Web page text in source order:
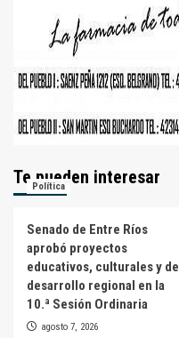
Te pueden interesar
Política
Senado de Entre Ríos
aprobó proyectos
educativos, culturales y de
desarrollo regional en la
10.ª Sesión Ordinaria
agosto 7, 2026